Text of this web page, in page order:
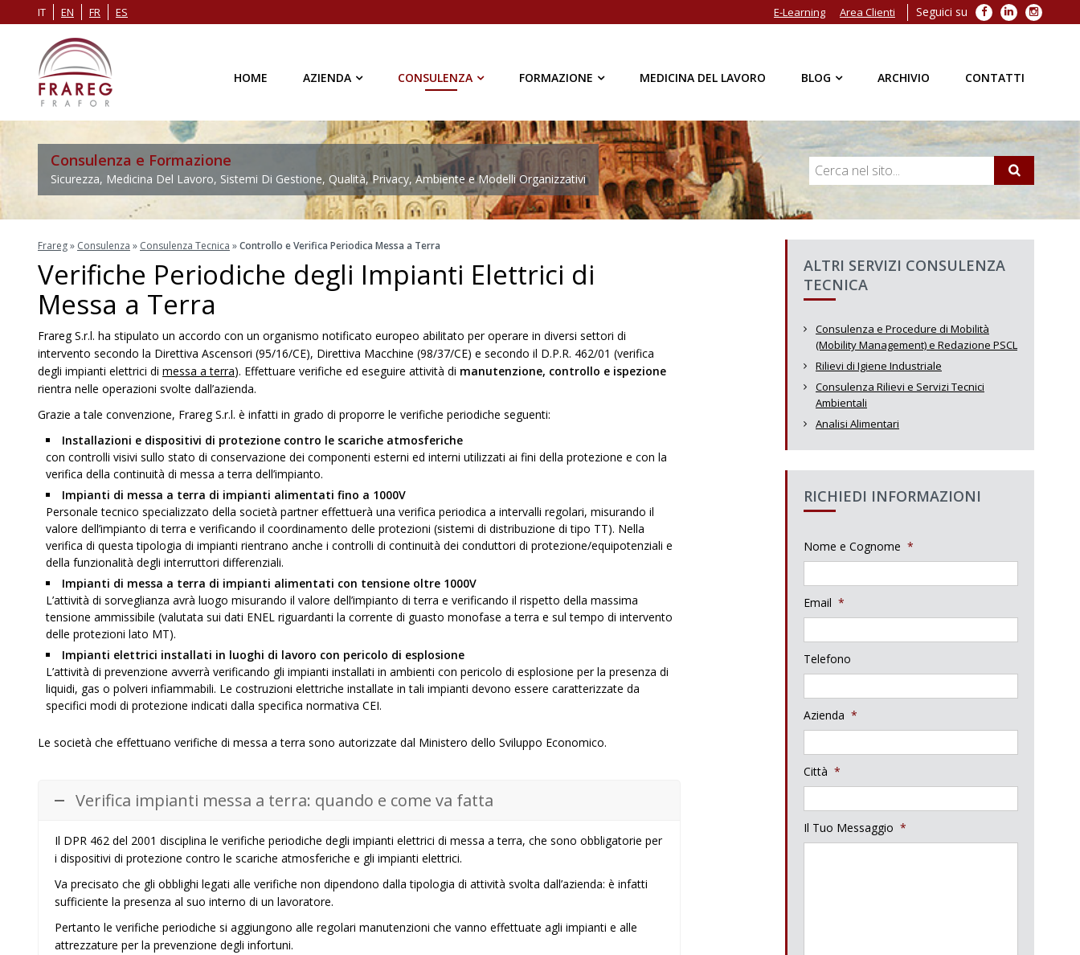
IT EN FR ES Seguici su Facebook
LinkedIn
E-Learning Area Clienti
HOME AZIENDA CONSULENZA FORMAZIONE MEDICINA DEL LAVORO BLOG ARCHIVIO CONTATTI
Consulenza e Formazione
Sicurezza, Medicina Del Lavoro, Sistemi Di Gestione, Qualità, Privacy, Ambiente e Modelli Organizzativi
Frareg» Consulenza » Consulenza Tecnica »Controllo e Verifica Periodica Messa a Terra
Verifiche Periodiche degli Impianti Elettrici di
Messa a Terra
Frareg S.r.l. ha stipulato un accordo con un organismo notificato europeo abilitato per operare in diversi settori di
intervento secondo la Direttiva Ascensori (95/16/CE), Direttiva Macchine (98/37/CE) e secondo il D.P.R. 462/01 (verifica
degli impianti elettrici di messa a terra). Effettuare verifiche ed eseguire attività di manutenzione, controllo e ispezione
rientra nelle operazioni svolte dall’azienda.
Grazie a tale convenzione, Frareg S.r.l. è infatti in grado di proporre le verifiche periodiche seguenti:
Installazioni e dispositivi di protezione contro le scariche atmosferiche
con controlli visivi sullo stato di conservazione dei componenti esterni ed interni utilizzati ai fini della protezione e con la
verifica della continuità di messa a terra dell’impianto.
Impianti di messa a terra di impianti alimentati fino a 1000V
Personale tecnico specializzato della società partner effettuerà una verifica periodica a intervalli regolari, misurando il
valore dell’impianto di terra e verificando il coordinamento delle protezioni (sistemi di distribuzione di tipo TT). Nella
verifica di questa tipologia di impianti rientrano anche i controlli di continuità dei conduttori di protezione/equipotenziali e
della funzionalità degli interruttori differenziali.
Impianti di messa a terra di impianti alimentati con tensione oltre 1000V
L’attività di sorveglianza avrà luogo misurando il valore dell’impianto di terra e verificando il rispetto della massima
tensione ammissibile (valutata sui dati ENEL riguardanti la corrente di guasto monofase a terra e sul tempo di intervento
delle protezioni lato MT).
Impianti elettrici installati in luoghi di lavoro con pericolo di esplosione
L’attività di prevenzione avverrà verificando gli impianti installati in ambienti con pericolo di esplosione per la presenza di
liquidi, gas o polveri infiammabili. Le costruzioni elettriche installate in tali impianti devono essere caratterizzate da
specifici modi di protezione indicati dalla specifica normativa CEI.
Le società che effettuano verifiche di messa a terra sono autorizzate dal Ministero dello Sviluppo Economico.
Verifica impianti messa a terra: quando e come va fatta
Il DPR 462 del 2001 disciplina le verifiche periodiche degli impianti elettrici di messa a terra, che sono obbligatorie per
i dispositivi di protezione contro le scariche atmosferiche e gli impianti elettrici.
Va precisato che gli obblighi legati alle verifiche non dipendono dalla tipologia di attività svolta dall’azienda: è infatti
sufficiente la presenza al suo interno di un lavoratore.
Pertanto le verifiche periodiche si aggiungono alle regolari manutenzioni che vanno effettuate agli impianti e alle
attrezzature per la prevenzione degli infortuni.
ALTRI SERVIZI CONSULENZA
TECNICA
Consulenza e Procedure di Mobilità
(Mobility Management) e Redazione PSCL
Rilievi di Igiene Industriale
Consulenza Rilievi e Servizi Tecnici
Ambientali
Analisi Alimentari
RICHIEDI INFORMAZIONI
Nome e Cognome *
Email *
Telefono
Azienda *
Città *
Il Tuo Messaggio *